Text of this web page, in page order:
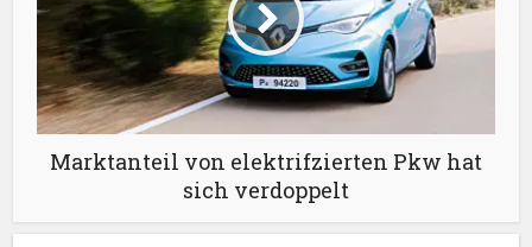
Marktanteil von elektrifzierten Pkw hat
sich verdoppelt